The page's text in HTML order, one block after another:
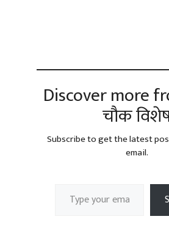
Discover more
चौक
Subscribe to get the latest
email.